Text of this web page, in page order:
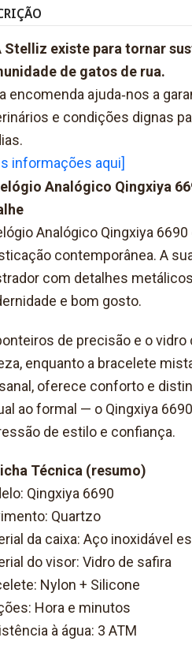
Stelliz existe para tornar
de gatos de rua.
encomenda ajuda‑nos a
e condições dignas
informações aqui]
Analógico Qingxiya
Analógico Qingxiya
contemporânea. A
com detalhes
e bom gosto.
de precisão e o
enquanto a bracelete
oferece conforto e
ao formal — o Qingxiya
de estilo e confiança.
Técnica (resumo)
Qingxiya 6690
Quartzo
da caixa: Aço inoxidável
do visor: Vidro de safira
Nylon + Silicone
Hora e minutos
à água: 3 ATM